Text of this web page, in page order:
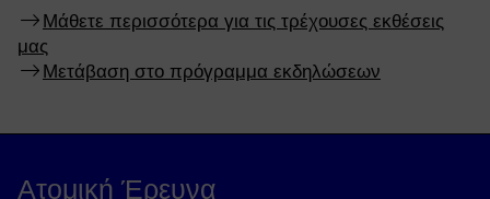
Μάθετε περισσότερα για τις τρέχουσες εκθέσεις
μας
Μετάβαση στο πρόγραμμα εκδηλώσεων
Ατομική Έρευνα